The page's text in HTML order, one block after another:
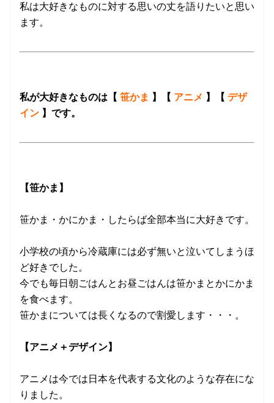
私は大好きなものに対する思いの丈を語りたいと思い
ます。
私が大好きなものは【 笹かま 】【 アニメ 】【 デザ
イン 】です。
【笹かま】
笹かま・かにかま・したらば全部本当に大好きです。
小学校の頃から冷蔵庫には必ず無いと泣いてしまうほ
ど好きでした。
今でも毎日朝ごはんとお昼ごはんは笹かまとかにかま
を食べます。
笹かまについては長くなるので割愛します・・・。
【アニメ＋デザイン】
アニメは今では日本を代表する文化のような存在にな
りました。